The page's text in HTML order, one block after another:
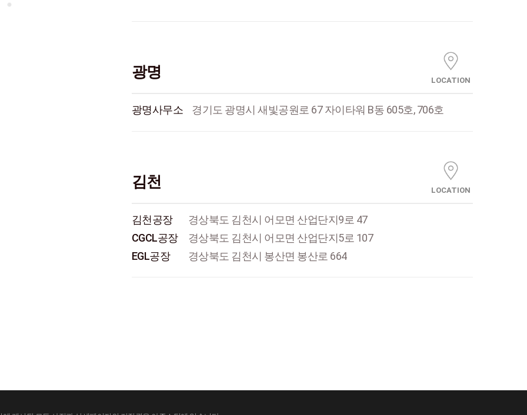
광명 LOCATION
광명사무소 경기도 광명시 새빛공원로 67 자이타워 B동 605호, 706호
김천 LOCATION
김천공장
경상북도 김천시 어모면 산업단지9로 47
CGCL공장
경상북도 김천시 어모면 산업단지5로 107
EGL공장
경상북도 김천시 봉산면 봉산로 664